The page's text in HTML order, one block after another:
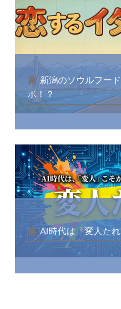
新潟のソウルフー
ボ！？
AI時代は「変人たれ